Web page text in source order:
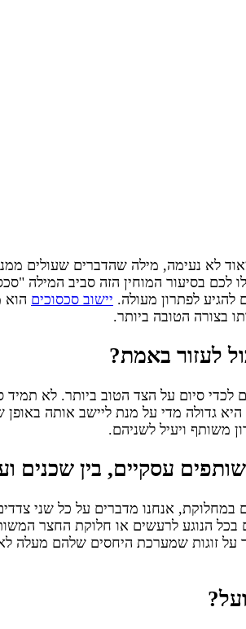
לא נעימה, מילה שהדברים שעולים
לכם בסיעור המוחין הזה סביב המילה
לפתרון מעולה. יישוב סכסוכים הוא
בצורה הטובה ביותר.
לעזור באמת?
לכדי סיום על הצד הטוב ביותר. לא תמיד
גדולה מדי על מנת ליישב אותה באופן
משותף ויעיל לשניהם.
שותפים עסקיים, בין שכנים
במחלוקת, אנחנו מדברים על כל שני
הנוגע לרעשים או חלוקת החצר
זוגות שמערכת היחסים שלהם מעלה לא